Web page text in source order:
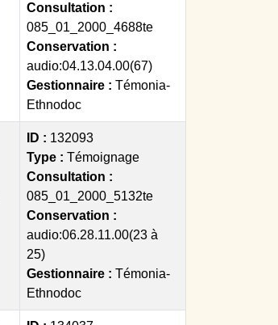
Consultation :
085_01_2000_4688te
Conservation :
audio:04.13.04.00(67)
Gestionnaire : Témonia-
Ethnodoc
ID : 132093
Type : Témoignage
Consultation :
085_01_2000_5132te
Conservation :
audio:06.28.11.00(23 à
25)
Gestionnaire : Témonia-
Ethnodoc